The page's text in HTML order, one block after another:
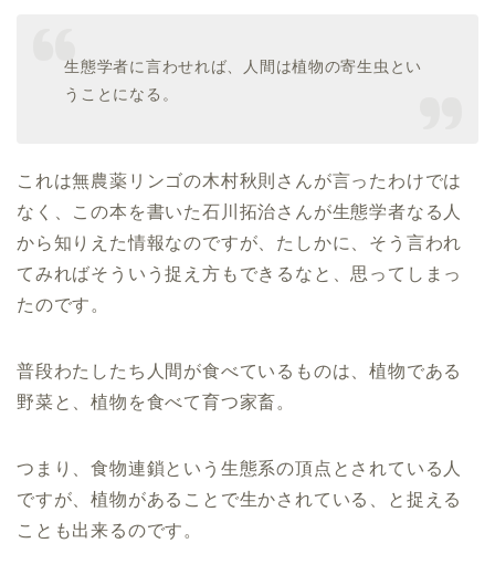
生態学者に言わせれば、人間は植物の寄生虫とい
うことになる。
これは無農薬リンゴの木村秋則さんが言ったわけでは
なく、この本を書いた石川拓治さんが生態学者なる人
から知りえた情報なのですが、たしかに、そう言われ
てみればそういう捉え方もできるなと、思ってしまっ
たのです。
普段わたしたち人間が食べているものは、植物である
野菜と、植物を食べて育つ家畜。
つまり、食物連鎖という生態系の頂点とされている人
ですが、植物があることで生かされている、と捉える
ことも出来るのです。